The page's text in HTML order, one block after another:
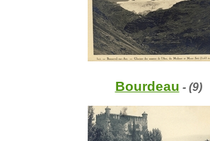
Bourdeau - (9)